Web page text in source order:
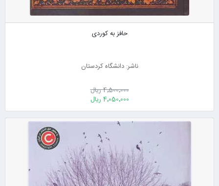
حافز به کوردی
ناشر: دانشگاه کردستان
4٬500٬000 ریال
4٬050٬000 ریال